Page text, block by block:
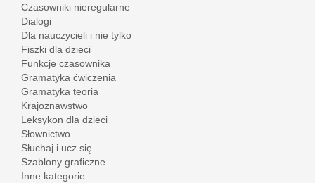
Czasowniki nieregularne
Dialogi
Dla nauczycieli i nie tylko
Fiszki dla dzieci
Funkcje czasownika
Gramatyka ćwiczenia
Gramatyka teoria
Krajoznawstwo
Leksykon dla dzieci
Słownictwo
Słuchaj i ucz się
Szablony graficzne
Inne kategorie